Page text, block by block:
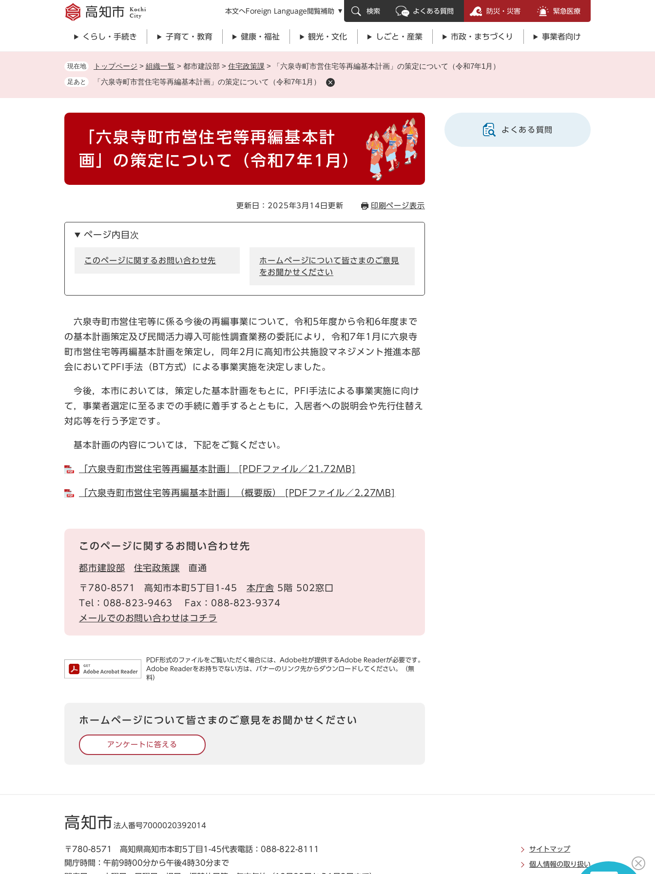
先
。
メニューを飛ばして本文へ
本文へForeign Language 閲覧補助 検索 よくある質問 防災・災害 緊急医療
くらし・手続き 子育て・教育 健康・福祉 観光・文化 しごと・産業 市政・まちづくり 事業者向け
現在地 トップページ > 組織一覧 > 都市建設部 > 住宅政策課 > 「六泉寺町市営住宅等再編基本計画」の策定について（令和7年1月）
足あと 「六泉寺町市営住宅等再編基本計画」の策定について（令和7年1月）
本
「六泉寺町市営住宅等再編基本計
画」の策定について（令和7年1月）
更新日：2025年3月14日更新 印刷ページ表示
ページ内目次
このページに関するお問い合わせ先
ホームページについて皆さまのご意見
をお聞かせください
六泉寺町市営住宅等に係る今後の再編事業について，令和5年度から令和6年度まで
の基本計画策定及び民間活力導入可能性調査業務の委託により，令和7年1月に六泉寺
町市営住宅等再編基本計画を策定し，同年2月に高知市公共施設マネジメント推進本部
会においてPFI手法（BT方式）による事業実施を決定しました。
今後，本市においては，策定した基本計画をもとに，PFI手法による事業実施に向け
て，事業者選定に至るまでの手続に着手するとともに，入居者への説明会や先行住替え
対応等を行う予定です。
基本計画の内容については，下記をご覧ください。
「六泉寺町市営住宅等再編基本計画」 [PDFファイル／21.72MB]
「六泉寺町市営住宅等再編基本計画」（概要版） [PDFファイル／2.27MB]
このページに関するお問い合わせ先
都市建設部 住宅政策課 直通
〒780-8571 高知市本町5丁目1-45 本庁舎 5階 502窓口
Tel：088-823-9463
Fax：088-823-9374
メールでのお問い合わせはコチラ
PDF形式のファイルをご覧いただく場合には、Adobe社が提供するAdobe Readerが必要です。
Adobe Readerをお持ちでない方は、バナーのリンク先からダウンロードしてください。（無
料）
ホームページについて皆さまのご意見をお聞かせください
アンケートに答える
よくある質問
高知市 法人番号7000020392014
〒780-8571 高知県高知市本町5丁目1-45代表電話：088-822-8111
開庁時間：午前9時00分から午後4時30分まで
サイトマップ
個人情報の取り扱い